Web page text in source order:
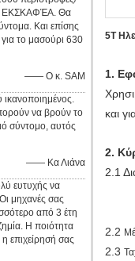
ΕΚΣΚΑΦΈΑ. Θα
Και επίσης
το μασούρι 630
—— Ο κ. SAM
ικανοποιημένος.
να βρούν το
σύντομο, αυτός
—— Κα Λιάνα
ευτυχής να
μηχανές σας
από 3 έτη
Η ποιότητα
επιχείρησή σας
5T
1.
και
2.
2.1
2.2
2.3